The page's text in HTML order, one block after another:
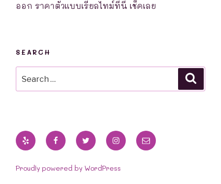
ออก ราคาตั๋วแบบเรียลไทม์ที่นี่ เช็คเลย
SEARCH
for:
Yelp FacebookTwitter InstagramEmail
Proudly powered by WordPress